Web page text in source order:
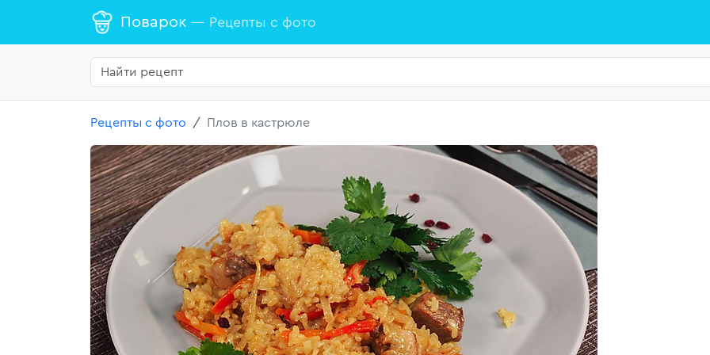
Поварок — Рецепты с фото
Рецепты с фото Плов в кастрюле